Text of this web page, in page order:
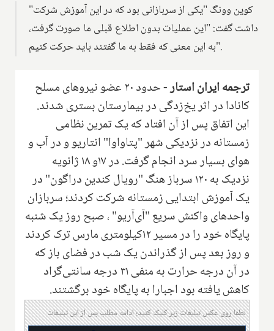
"کوین وونگ "یکی از سربازانی بود که در این آموزش شرکت
داشت گفت: "این عملیات بدون اطلاع قبلی ما صورت گرفت،
به این معنی که فقط به ما گفتند باید حرکت کنیم".
ترجمه ایران استار -
‌حدود ۲۰ عضو نیروهای مسلح
کانادا در اثر یخ‌زدگی در بیمارستان بستری شدند.
این اتفاق پس از آن افتاد که یک تمرین نظامی
زمستانه در نزدیکی شهر "پتاواوا" انتاریو‌ و در آب و
هوای بسیار سرد انجام گرفت. در ۱۷و ۱۸ ژانویه
نزدیک به ۱۲۰ سرباز هنگ "رویال کندین‌ دراگون" در
یک آموزش ابتدایی زمستانه شرکت کردند؛ سربازان
واحدهای واکنش سریع "آی‌آر‌یو" ، صبح روز یک شنبه
پایگاه خود را در مسیر ۱۲کیلومتری مارس‌ ترک کردند
و روز بعد پس از گذراندن یک شب در فضای باز که
در آن درجه حرارت به منفی ۳۱ درجه سانتی‌گراد
کاهش یافته بود اجبارا به پایگاه خود برگشتند.
لطفا روی عکس تبلیغات زیر کلیک کنید؛ ادامه مطلب پس از این تبلیغات